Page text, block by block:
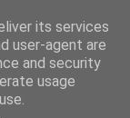
its services
user-agent are
and security
usage